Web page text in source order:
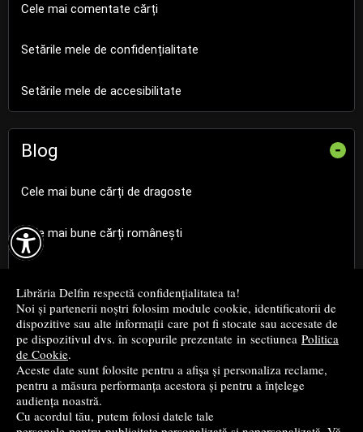

Librăria Delfin respectă confidențialitatea ta!
Noi și partenerii noștri folosim module cookie, identificatorii de
dispozitive sau alte informații care pot fi stocate sau accesate de
pe dispozitivul dvs. în scopurile prezentate in sectiunea Politica
de Cookie.
Aceste date sunt folosite pentru a afișa și personaliza reclame,
pentru a măsura performanța acestora și pentru a înțelege
audiența noastră.
Cu acordul tău, putem folosi datele tale
Cele mai comentate cărți
Setările mele de confidențialitate
Setările mele de accesibilitate
Blog -
Cele mai bune cărți de dragoste
Cele mai bune cărți românești
Cele mai bune cărți de istorie
Top cărți beletristică
...toate știrile